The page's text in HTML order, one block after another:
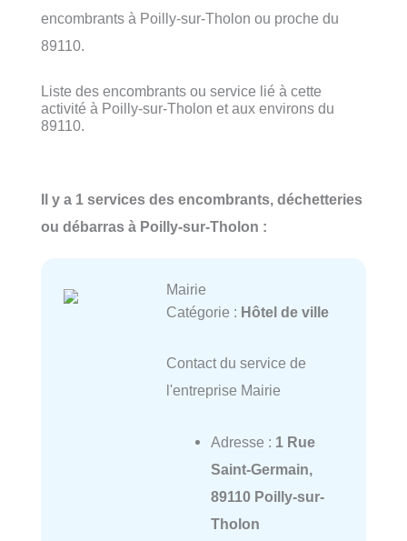
encombrants à Poilly-sur-Tholon ou proche du
89110.
Liste des encombrants ou service lié à cette
activité à Poilly-sur-Tholon et aux environs du
89110.
Il y a 1 services des encombrants, déchetteries
ou débarras à Poilly-sur-Tholon :
Mairie
Catégorie : Hôtel de ville
Contact du service de
l'entreprise Mairie
Adresse : 1 Rue
Saint-Germain,
89110 Poilly-sur-
Tholon